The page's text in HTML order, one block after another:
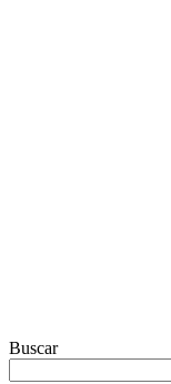
Buscar